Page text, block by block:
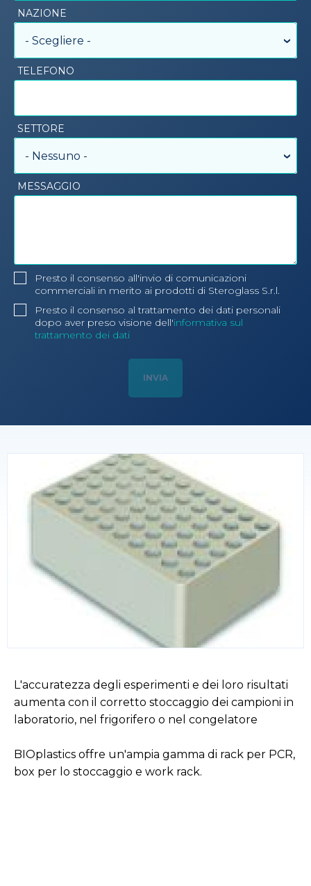
NAZIONE
- Scegliere -
TELEFONO
SETTORE
- Nessuno -
MESSAGGIO
Presto il consenso all'invio di comunicazioni
commerciali in merito ai prodotti di Steroglass S.r.l.
Presto il consenso al trattamento dei dati personali
dopo aver preso visione dell'informativa sul
trattamento dei dati
L'accuratezza degli esperimenti e dei loro risultati
aumenta con il corretto stoccaggio dei campioni in
laboratorio, nel frigorifero o nel congelatore
BIOplastics offre un'ampia gamma di rack per PCR,
box per lo stoccaggio e work rack.